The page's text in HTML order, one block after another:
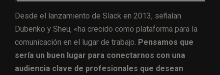
Desde el lanzamiento de Slack en 2013, señalan
Dubenko y Sheu, «ha crecido como plataforma para la
comunicación en el lugar de trabajo. Pensamos que
sería un buen lugar para conectarnos con una
audiencia clave de profesionales que desean